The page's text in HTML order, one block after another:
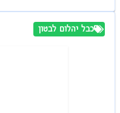
כבל יהלום לבטון